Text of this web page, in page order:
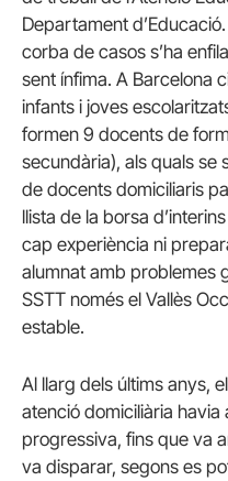
Departament
corba de casos s’ha
sent ínfima. A Barcelona
infants i joves
formen 9 docents de
secundària), als quals se
de docents domiciliaris
llista de la borsa
cap experiència ni
alumnat amb problemes
SSTT només el Vallès
estable.
Al llarg dels últims anys,
atenció domiciliària
progressiva, fins que va
va disparar, segons es